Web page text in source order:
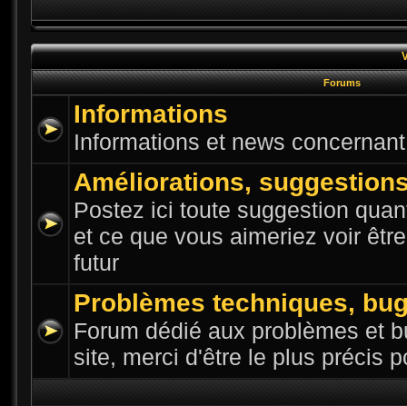
Forums
Informations
Informations et news
Améliorations,
Postez ici toute suggestion
et ce que vous aimeriez voir
futur
Problèmes techniques,
Forum dédié aux problèmes et
site, merci d'être le plus précis